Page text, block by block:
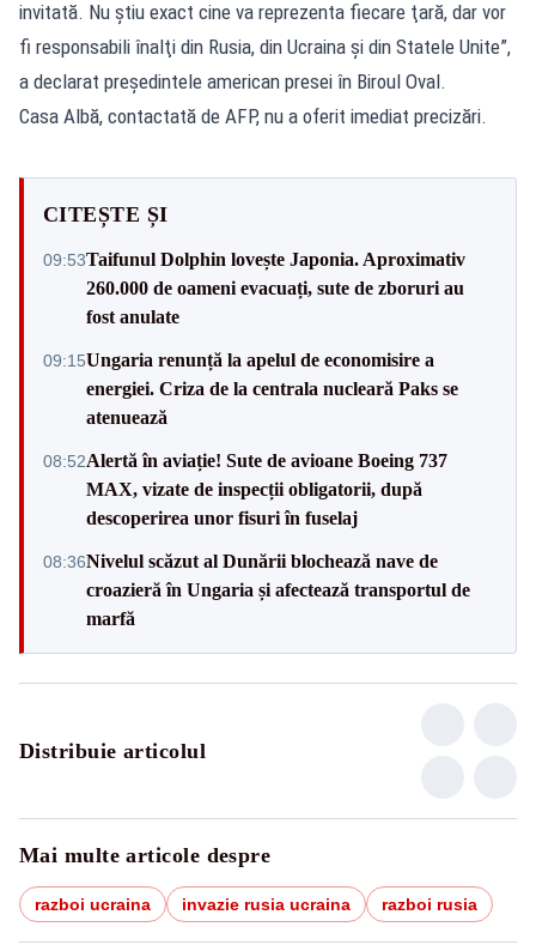
invitată. Nu ştiu exact cine va reprezenta fiecare ţară, dar vor
fi responsabili înalţi din Rusia, din Ucraina şi din Statele Unite”,
a declarat preşedintele american presei în Biroul Oval.
Casa Albă, contactată de AFP, nu a oferit imediat precizări.
CITEȘTE ȘI
09:53Taifunul Dolphin lovește Japonia. Aproximativ
260.000 de oameni evacuați, sute de zboruri au
fost anulate
09:15Ungaria renunță la apelul de economisire a
energiei. Criza de la centrala nucleară Paks se
atenuează
08:52Alertă în aviație! Sute de avioane Boeing 737
MAX, vizate de inspecții obligatorii, după
descoperirea unor fisuri în fuselaj
08:36Nivelul scăzut al Dunării blochează nave de
croazieră în Ungaria și afectează transportul de
marfă
Distribuie articolul
Mai multe articole despre
razboi ucraina invazie rusia ucraina razboi rusia